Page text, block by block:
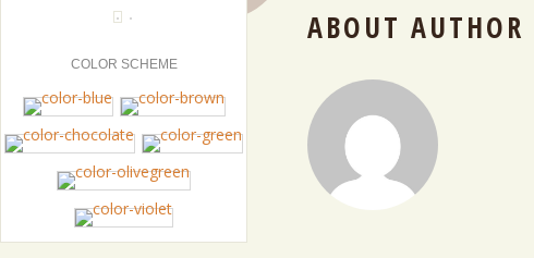
COLOR SCHEME
ABOUT AUTHOR